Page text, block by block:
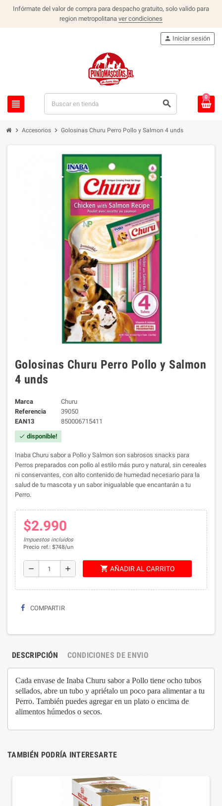
Infórmate del valor de compra para despacho gratuito, solo valido para
region metropolitana ver condiciones
view_headline search
person Iniciar sesión
0
chevron_right Accesorios chevron_right Golosinas Churu Perro Pollo y Salmon 4 unds
Golosinas Churu Perro Pollo y Salmon
4 unds
Marca
Churu
Referencia
39050
EAN13
850006715411
check disponible!
Inaba Churu sabor a Pollo y Salmon son sabrosos snacks para
Perros preparados con pollo al estilo más puro y natural, sin cereales
ni conservantes, con alto contenido de humedad necesario para la
salud de tu mascota y un sabor inigualable que encantarán a tu
Perro.
$2.990
Impuestos incluidos
Precio ref.: $748/un
remove add shopping_cart AÑADIR AL CARRITO
COMPARTIR
DESCRIPCIÓN CONDICIONES DE ENVIO
Cada envase de Inaba Churu sabor a Pollo tiene ocho tubos
sellados, abre un tubo y apriétalo un poco para alimentar a tu
Perro. También puedes agregar en un plato o encima de
alimentos húmedos o secos.
TAMBIÉN PODRÍA INTERESARTE